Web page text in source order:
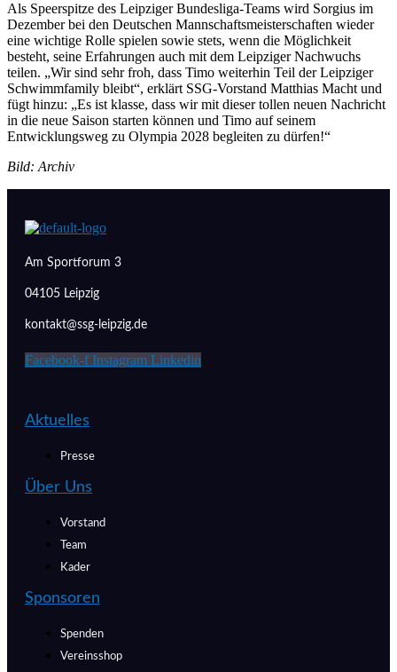
Als Speerspitze des Leipziger Bundesliga-Teams wird Sorgius im
Dezember bei den Deutschen Mannschaftsmeisterschaften wieder
eine wichtige Rolle spielen sowie stets, wenn die Möglichkeit
besteht, seine Erfahrungen auch mit dem Leipziger Nachwuchs
teilen. „Wir sind sehr froh, dass Timo weiterhin Teil der Leipziger
Schwimmfamily bleibt“, erklärt SSG-Vorstand Matthias Macht und
fügt hinzu: „Es ist klasse, dass wir mit dieser tollen neuen Nachricht
in die neue Saison starten können und Timo auf seinem
Entwicklungsweg zu Olympia 2028 begleiten zu dürfen!“
Bild: Archiv
Am Sportforum 3
04105 Leipzig
kontakt@ssg-leipzig.de
Facebook-f Instagram Linkedin
Aktuelles
Presse
Über Uns
Vorstand
Team
Kader
Sponsoren
Spenden
Vereinsshop